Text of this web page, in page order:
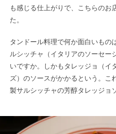
も感じる仕上がりで、こちらのお
た。
タンドール料理で何か面白いもの
ルシッチャ（イタリアのソーセー
いですか。しかもタレッジョ（イ
ズ）のソースがかかるという。こ
製サルシッチャの芳醇タレッジョ